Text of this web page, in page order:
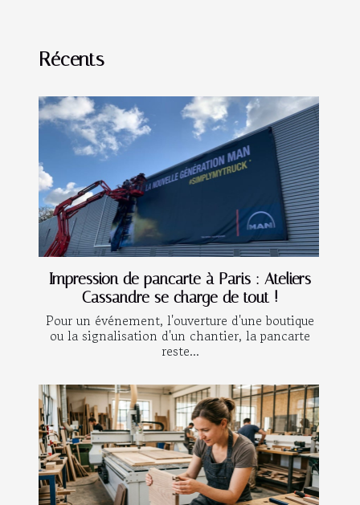
Récents
Impression de pancarte à Paris : Ateliers
Cassandre se charge de tout !
Pour un événement, l'ouverture d'une boutique
ou la signalisation d'un chantier, la pancarte
reste...